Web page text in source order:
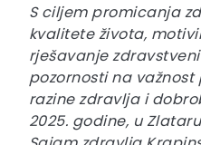
S ciljem promicanja
kvalitete života,
rješavanje
pozornosti na
razine zdravlja i
2025. godine, u